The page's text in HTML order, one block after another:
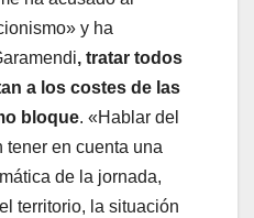
y ha
, tratar todos
a los costes de las
bloque. «Hablar del
tener en cuenta una
de la jornada,
territorio, la situación